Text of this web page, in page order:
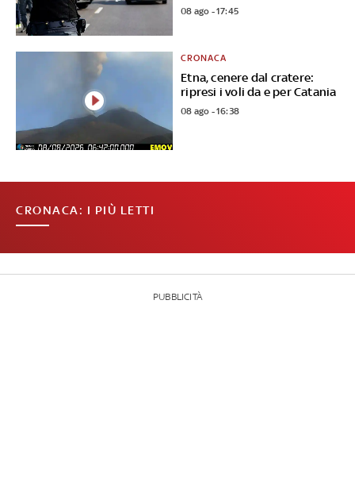
08 ago - 17:45
Etna, cenere dal cratere:
ripresi i voli da e per Catania
CRONACA
08 ago - 16:38
CRONACA: I PIÙ LETTI
PUBBLICITÀ